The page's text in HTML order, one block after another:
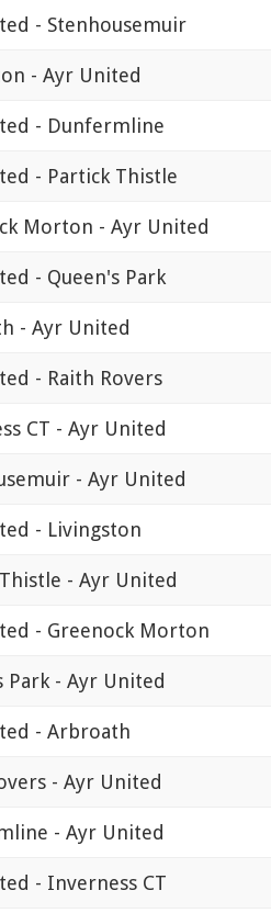
- Stenhousemuir
- Ayr United
- Dunfermline
- Partick Thistle
Morton - Ayr United
- Queen's Park
- Ayr United
- Raith Rovers
CT - Ayr United
- Ayr United
- Livingston
- Ayr United
- Greenock Morton
Park - Ayr United
- Arbroath
- Ayr United
- Ayr United
- Inverness CT